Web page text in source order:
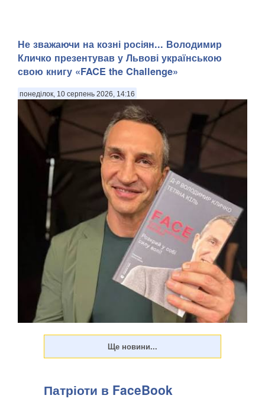
Не зважаючи на козні росіян... Володимир
Кличко презентував у Львові українською
свою книгу «FACE the Challenge»
понеділок, 10 серпень 2026, 14:16
Патріоти в FaceBook